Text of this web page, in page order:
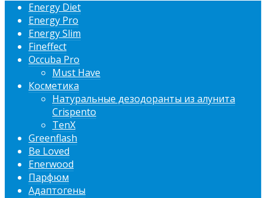
Energy Diet
Energy Pro
Energy Slim
Fineffect
Occuba Pro
Must Have
Косметика
Натуральные дезодоранты из алунита
Crispento
TenX
Greenflash
Be Loved
Enerwood
Парфюм
Адаптогены